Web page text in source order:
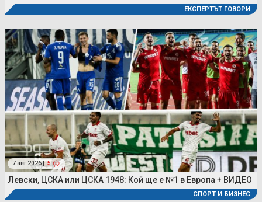
ЕКСПЕРТЪТ ГОВОРИ
7 авг 2026 | 5
Левски, ЦСКА или ЦСКА 1948: Кой ще е №1 в Европа + ВИДЕО
СПОРТ И БИЗНЕС